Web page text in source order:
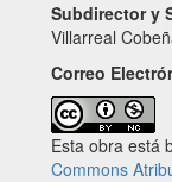
Subdirector y
Villarreal
Correo
Esta obra está
Commons